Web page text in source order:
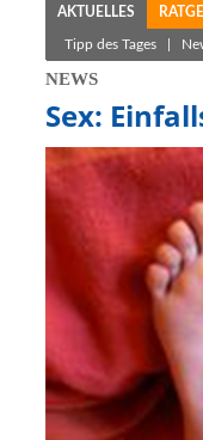
AKTUELLES
Tipp des Tages
NEWS
Sex: